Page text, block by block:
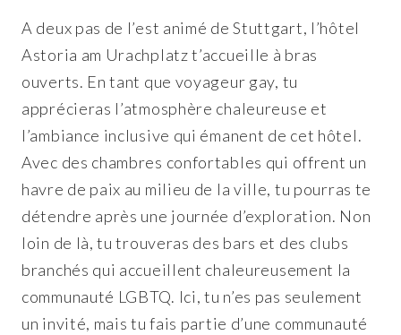
A deux pas de l’est animé de Stuttgart, l’hôtel
Astoria am Urachplatz t’accueille à bras
ouverts. En tant que voyageur gay, tu
apprécieras l’atmosphère chaleureuse et
l’ambiance inclusive qui émanent de cet hôtel.
Avec des chambres confortables qui offrent un
havre de paix au milieu de la ville, tu pourras te
détendre après une journée d’exploration. Non
loin de là, tu trouveras des bars et des clubs
branchés qui accueillent chaleureusement la
communauté LGBTQ. Ici, tu n’es pas seulement
un invité, mais tu fais partie d’une communauté